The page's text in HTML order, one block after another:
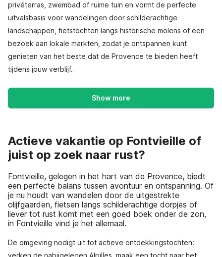
privéterras, zwembad of ruime tuin en vormt de perfecte
uitvalsbasis voor wandelingen door schilderachtige
landschappen, fietstochten langs historische molens of een
bezoek aan lokale markten, zodat je ontspannen kunt
genieten van het beste dat de Provence te bieden heeft
tijdens jouw verblijf.
Show more
Actieve vakantie op Fontvieille of
juist op zoek naar rust?
Fontvieille, gelegen in het hart van de Provence, biedt
een perfecte balans tussen avontuur en ontspanning. Of
je nu houdt van wandelen door de uitgestrekte
olijfgaarden, fietsen langs schilderachtige dorpjes of
liever tot rust komt met een goed boek onder de zon,
in Fontvieille vind je het allemaal.
De omgeving nodigt uit tot actieve ontdekkingstochten:
verken de nabijgelegen Alpilles, maak een tocht naar het